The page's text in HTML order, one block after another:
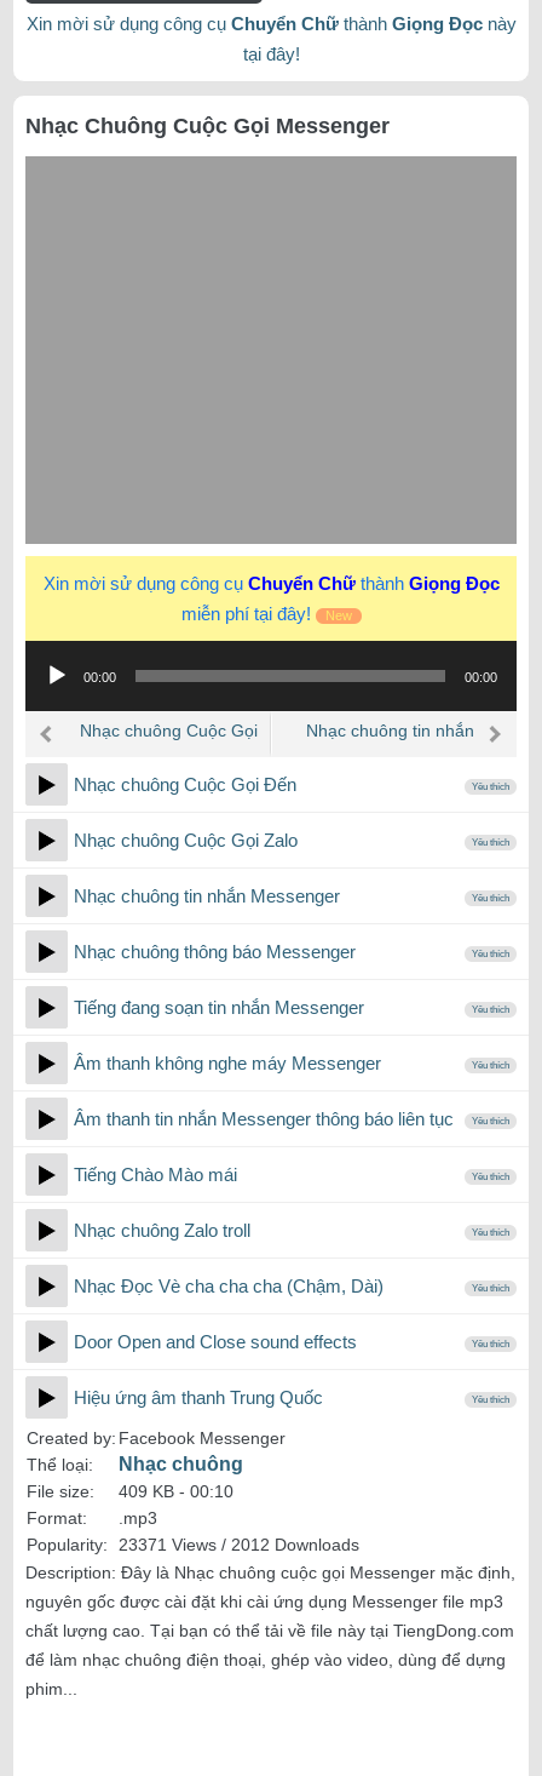
Xin mời sử dụng công cụ Chuyển Chữthành Giọng Đọcnày
tại đây!
Nhạc Chuông Cuộc Gọi Messenger
Xin mời sử dụng công cụ Chuyển Chữthành Giọng Đọc
miễn phí tại đây!
New
phát
âm
thanh
00:00 00:00
Nhạc chuông Cuộc Gọi
Nhạc chuông tin nhắn
Nhạc chuông Cuộc Gọi Đến Yêu thích
Nhạc chuông Cuộc Gọi Zalo Yêu thích
Nhạc chuông tin nhắn Messenger Yêu thích
Nhạc chuông thông báo Messenger Yêu thích
Tiếng đang soạn tin nhắn Messenger Yêu thích
Âm thanh không nghe máy Messenger Yêu thích
Âm thanh tin nhắn Messenger thông báo liên tục Yêu thích
Tiếng Chào Mào mái Yêu thích
Nhạc chuông Zalo troll Yêu thích
Nhạc Đọc Vè cha cha cha (Chậm, Dài) Yêu thích
Door Open and Close sound effects Yêu thích
Hiệu ứng âm thanh Trung Quốc Yêu thích
Created by: Facebook Messenger
Thể loại:
Nhạc chuông
File size: 409 KB - 00:10
Format:
.mp3
Popularity:
23371 Views / 2012 Downloads
Description: Đây là Nhạc chuông cuộc gọi Messenger mặc định,
nguyên gốc được cài đặt khi cài ứng dụng Messenger file mp3
chất lượng cao. Tại bạn có thể tải về file này tại TiengDong.com
để làm nhạc chuông điện thoại, ghép vào video, dùng để dựng
phim...